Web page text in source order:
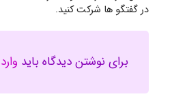
در گفتگو ها شرکت کنید.
برای نوشتن دیدگاه باید وارد